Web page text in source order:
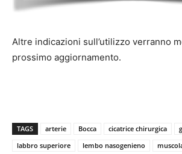
Altre indicazioni sull’utilizzo verranno
prossimo aggiornamento.
TAGS arterie Bocca cicatrice chirurgica
labbro superiore
lembo nasogenieno